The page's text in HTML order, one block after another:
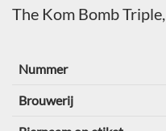
The Kom Bomb Triple,
Nummer
Brouwerij